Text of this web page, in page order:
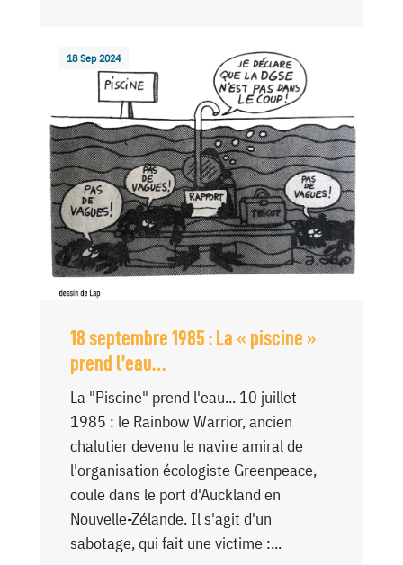
18 Sep 2024
18 septembre 1985 : La « piscine »
prend l’eau…
La "Piscine" prend l'eau... 10 juillet
1985 : le Rainbow Warrior, ancien
chalutier devenu le navire amiral de
l'organisation écologiste Greenpeace,
coule dans le port d'Auckland en
Nouvelle-Zélande. Il s'agit d'un
sabotage, qui fait une victime :...